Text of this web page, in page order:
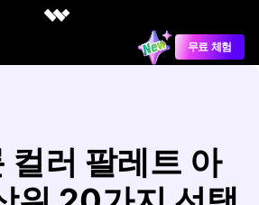
무료 체험
컬러 팔레트 아